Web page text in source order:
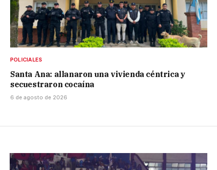
POLICIALES
Santa Ana: allanaron una vivienda céntrica y
secuestraron cocaína
6 de agosto de 2026